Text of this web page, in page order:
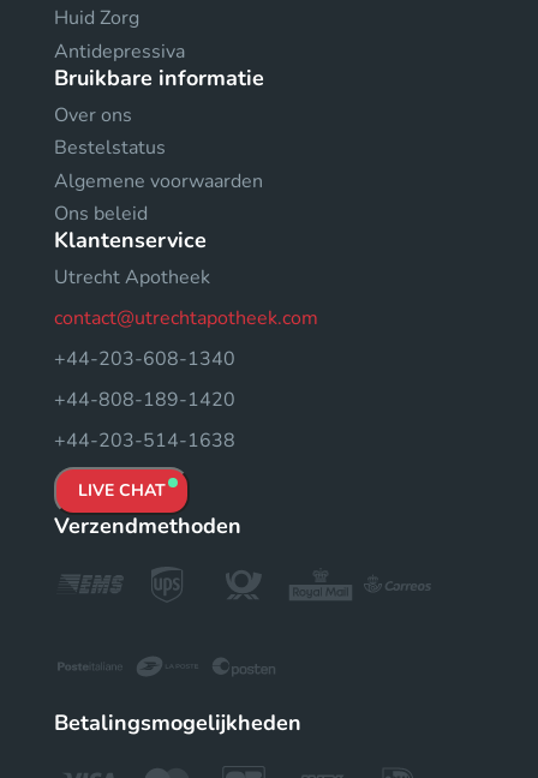
Huid Zorg
Antidepressiva
Bruikbare informatie
Over ons
Bestelstatus
Algemene voorwaarden
Ons beleid
Klantenservice
Utrecht Apotheek
contact@utrechtapotheek.com
+44-203-608-1340
+44-808-189-1420
+44-203-514-1638
LIVE CHAT
Verzendmethoden
Betalingsmogelijkheden